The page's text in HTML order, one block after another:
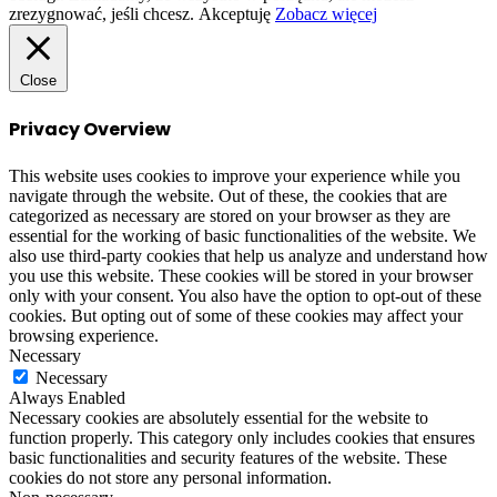
zrezygnować, jeśli chcesz. Akceptuję Zobacz więcej
Close
Privacy Overview
This website uses cookies to improve your experience while you
navigate through the website. Out of these, the cookies that are
categorized as necessary are stored on your browser as they are
essential for the working of basic functionalities of the website. We
also use third-party cookies that help us analyze and understand how
you use this website. These cookies will be stored in your browser
only with your consent. You also have the option to opt-out of these
cookies. But opting out of some of these cookies may affect your
browsing experience.
Necessary
Necessary
Always Enabled
Necessary cookies are absolutely essential for the website to
function properly. This category only includes cookies that ensures
basic functionalities and security features of the website. These
cookies do not store any personal information.